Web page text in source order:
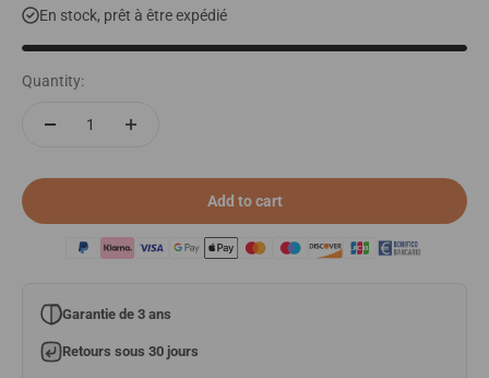
En stock, prêt à être expédié
Quantity:
Add to cart
Garantie de 3 ans
Retours sous 30 jours